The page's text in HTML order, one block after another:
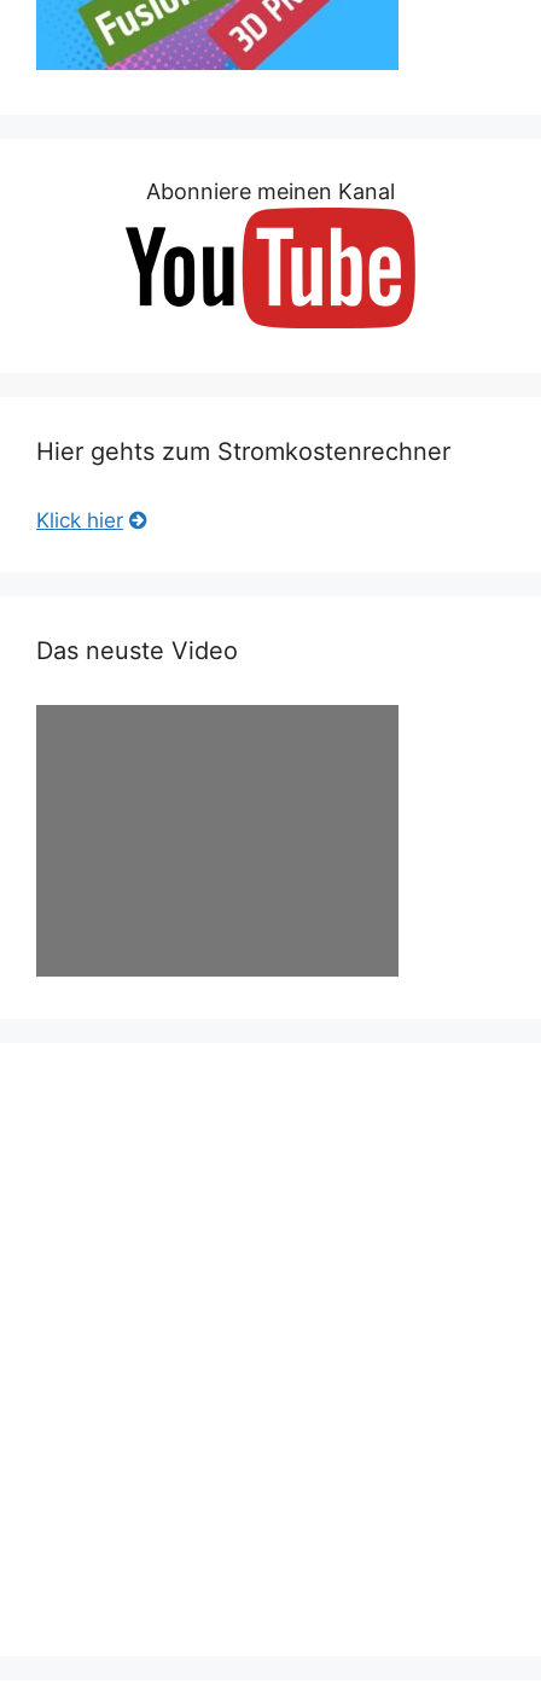
Abonniere meinen Kanal
Hier gehts zum Stromkostenrechner
Klick hier
Das neuste Video